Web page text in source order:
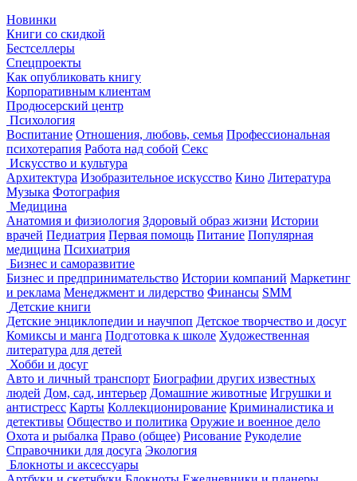
Новинки
Книги со скидкой
Бестселлеры
Спецпроекты
Как опубликовать книгу
Корпоративным клиентам
Продюсерский центр
Психология
Воспитание Отношения, любовь, семья Профессиональная
психотерапия Работа над собой Секс
Искусство и культура
Архитектура Изобразительное искусство Кино Литература
Музыка Фотография
Медицина
Анатомия и физиология Здоровый образ жизни Истории
врачей Педиатрия Первая помощь Питание Популярная
медицина Психиатрия
Бизнес и саморазвитие
Бизнес и предпринимательство Истории компаний Маркетинг
и реклама Менеджмент и лидерство Финансы SMM
Детские книги
Детские энциклопедии и научпоп Детское творчество и досуг
Комиксы и манга Подготовка к школе Художественная
литература для детей
Хобби и досуг
Авто и личный транспорт Биографии других известных
людей Дом, сад, интерьер Домашние животные Игрушки и
антистресс Карты Коллекционирование Криминалистика и
детективы Общество и политика Оружие и военное дело
Охота и рыбалка Право (общее) Рисование Рукоделие
Справочники для досуга Экология
Блокноты и аксессуары